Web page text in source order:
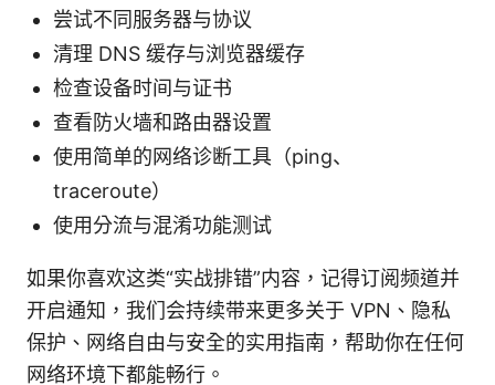
尝试不同服务器与协议
清理 DNS 缓存与浏览器缓存
检查设备时间与证书
查看防火墙和路由器设置
使用简单的网络诊断工具（ping、
traceroute）
使用分流与混淆功能测试
如果你喜欢这类“实战排错”内容，记得订阅频道并
开启通知，我们会持续带来更多关于 VPN、隐私
保护、网络自由与安全的实用指南，帮助你在任何
网络环境下都能畅行。